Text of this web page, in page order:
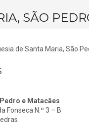
SÃO
e Matacães
Fonseca N.º 3 – B